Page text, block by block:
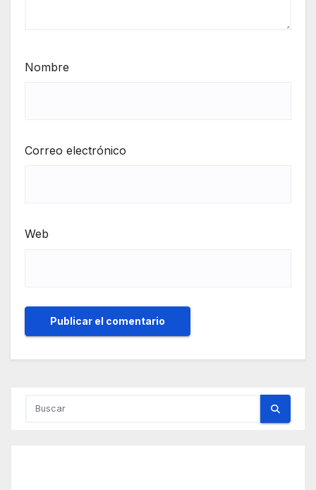
Nombre
Correo electrónico
Web